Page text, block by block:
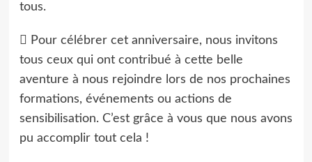
tous.
 Pour célébrer cet anniversaire, nous invitons
tous ceux qui ont contribué à cette belle
aventure à nous rejoindre lors de nos prochaines
formations, événements ou actions de
sensibilisation. C’est grâce à vous que nous avons
pu accomplir tout cela !